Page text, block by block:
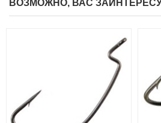
Силиконовые приманки Lucky
John 3D Series Zander Paddle Tail
4,8″ (12см) Z10
550 ₽
Длина приманки: 120 мм
John
5,5″
ВОЗМОЖНО, ВАС